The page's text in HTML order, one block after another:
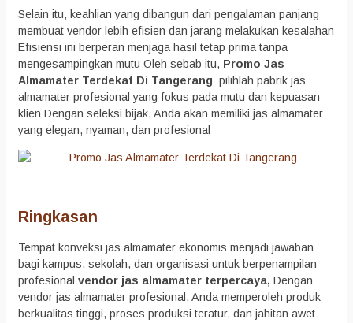
Selain itu, keahlian yang dibangun dari pengalaman panjang
membuat vendor lebih efisien dan jarang melakukan kesalahan
Efisiensi ini berperan menjaga hasil tetap prima tanpa
mengesampingkan mutu Oleh sebab itu, Promo Jas
Almamater Terdekat Di Tangerang pilihlah pabrik jas
almamater profesional yang fokus pada mutu dan kepuasan
klien Dengan seleksi bijak, Anda akan memiliki jas almamater
yang elegan, nyaman, dan profesional
Ringkasan
Tempat konveksi jas almamater ekonomis menjadi jawaban
bagi kampus, sekolah, dan organisasi untuk berpenampilan
profesional vendor jas almamater terpercaya, Dengan
vendor jas almamater profesional, Anda memperoleh produk
berkualitas tinggi, proses produksi teratur, dan jahitan awet